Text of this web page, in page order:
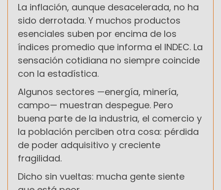
La inflación, aunque desacelerada, no ha
sido derrotada. Y muchos productos
esenciales suben por encima de los
índices promedio que informa el INDEC. La
sensación cotidiana no siempre coincide
con la estadística.
Algunos sectores —energía, minería,
campo— muestran despegue. Pero
buena parte de la industria, el comercio y
la población perciben otra cosa: pérdida
de poder adquisitivo y creciente
fragilidad.
Dicho sin vueltas: mucha gente siente